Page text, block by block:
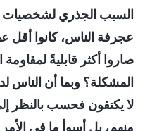
السبب الجذري لشخصيات
عجرفة الناس، كانوا أقل
صاروا أكثر قابليةً
المشكلة؟ وبما أن الناس
لا يكتفون فحسب بالنظر
منهم، بل أسوأ ما في